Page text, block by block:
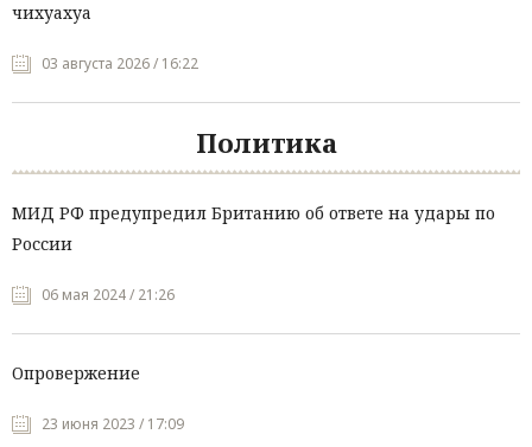
чихуахуа
03 августа 2026 / 16:22
Политика
МИД РФ предупредил Британию об ответе на удары по
России
06 мая 2024 / 21:26
Опровержение
23 июня 2023 / 17:09